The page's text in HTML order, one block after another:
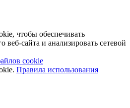
чтобы обеспечивать
веб-сайта и анализировать сетевой
cookie
Правила использования